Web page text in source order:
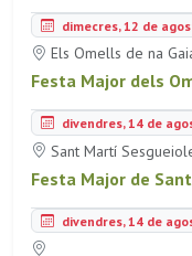
dimecres, 12 de
Els Omells de na
Festa Major dels
divendres, 14 de
Sant Martí
Festa Major de
divendres, 14 de